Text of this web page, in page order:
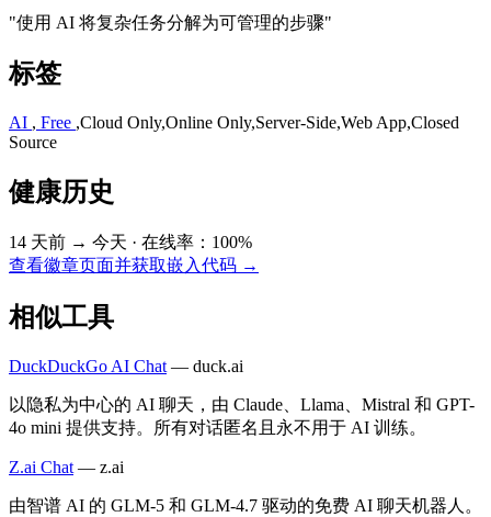
"使用 AI 将复杂任务分解为可管理的步骤"
标签
AI , Free ,Cloud Only,Online Only,Server-Side,Web App,Closed
Source
健康历史
14 天前 → 今天 · 在线率：100%
查看徽章页面并获取嵌入代码 →
相似工具
DuckDuckGo AI Chat — duck.ai
以隐私为中心的 AI 聊天，由 Claude、Llama、Mistral 和 GPT-
4o mini 提供支持。所有对话匿名且永不用于 AI 训练。
Z.ai Chat — z.ai
由智谱 AI 的 GLM-5 和 GLM-4.7 驱动的免费 AI 聊天机器人。